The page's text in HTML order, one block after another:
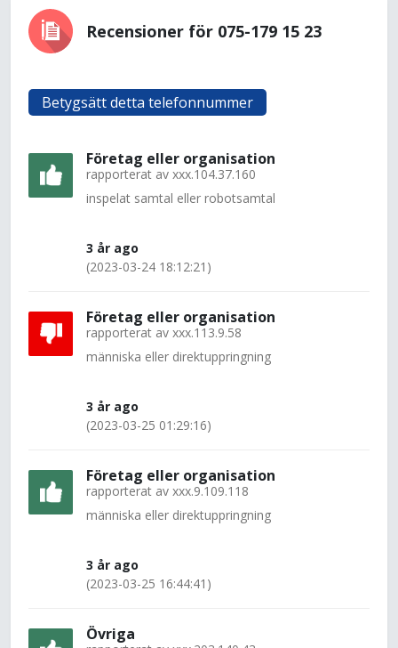
Recensioner för 075-179 15 23
Betygsätt detta telefonnummer
Företag eller organisation
rapporterat av xxx.104.37.160
inspelat samtal eller robotsamtal
3 år ago
(2023-03-24 18:12:21)
Företag eller organisation
rapporterat av xxx.113.9.58
människa eller direktuppringning
3 år ago
(2023-03-25 01:29:16)
Företag eller organisation
rapporterat av xxx.9.109.118
människa eller direktuppringning
3 år ago
(2023-03-25 16:44:41)
Övriga